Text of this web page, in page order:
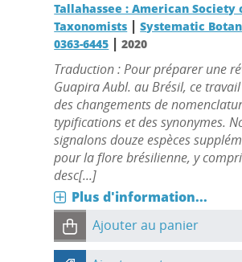
Tallahassee : American Society
Taxonomists |Systematic
0363-6445 |2020
Traduction : Pour préparer une
Guapira Aubl. au Brésil, ce
des changements de
typifications et des synonymes.
signalons douze espèces
pour la flore brésilienne, y
desc[...]
Plus d'information...
Ajouter au panier